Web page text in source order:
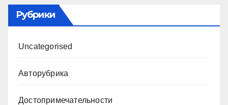
Рубрики
Uncategorised
Авторубрика
Достопримечательности